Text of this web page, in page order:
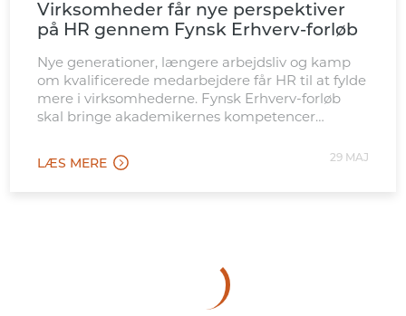
Virksomheder får nye perspektiver
på HR gennem Fynsk Erhverv-forløb
Nye generationer, længere arbejdsliv og kamp
om kvalificerede medarbejdere får HR til at fylde
mere i virksomhederne. Fynsk Erhverv-forløb
skal bringe akademikernes kompetencer
LÆS MERE 29 MAJ